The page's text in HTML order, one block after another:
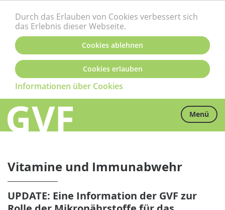
Durch das Erlauben von Cookies verbessert sich
das Erlebnis dieser Webseite.
Cookies ablehnen
Informationen über Cookies
Cookies erlauben
Menü
Vitamine und Immunabwehr
UPDATE: Eine Information der GVF zur